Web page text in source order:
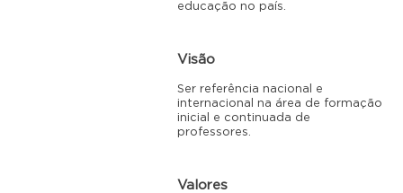
educação no país.
Visão
Ser referência nacional e
internacional na área de formação
inicial e continuada de
professores.
Valores